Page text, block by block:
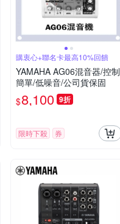
購衷心+聯名卡最高10%回饋
YAMAHA AG06混音器/控制
簡單/低噪音/公司貨保固
$8,100 9折
限時下殺 券